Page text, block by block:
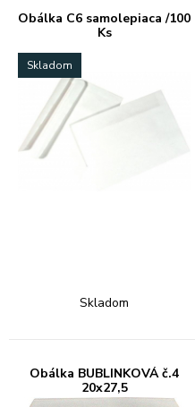
Obálka C6 samolepiaca /100
Ks
Skladom
Skladom
Obálka BUBLINKOVÁ č.4
20x27,5